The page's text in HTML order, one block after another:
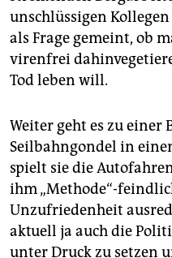
unschlüssigen
als Frage gemeint, ob
virenfrei
Tod leben will.
Weiter geht es zu einer
Seilbahngondel in
spielt sie die
ihm „Methode“-
Unzufriedenheit
aktuell ja auch die
unter Druck zu setzen